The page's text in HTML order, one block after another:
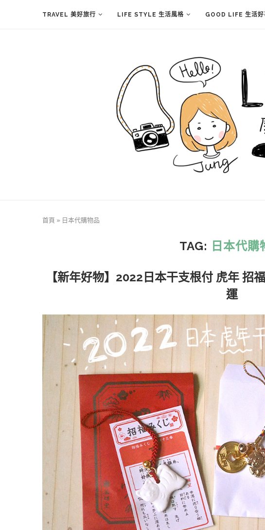
TRAVEL 美好旅行 LIFE STYLE 生活風格 GOOD LIFE 生活好
首頁 » 日本代購物品
TAG: 日本代購
【新年好物】2022日本干支根付 虎年 招
運